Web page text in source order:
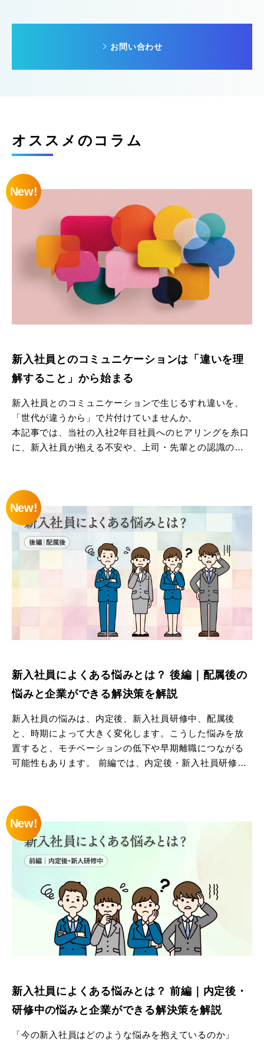
お問い合わせ
オススメのコラム
New!
新入社員とのコミュニケーションは「違いを理
解すること」から始まる
新入社員とのコミュニケーションで生じるすれ違いを、
「世代が違うから」で片付けていませんか。
本記事では、当社の入社2年目社員へのヒアリングを糸口
に、新入社員が抱える不安や、上司・先輩との認識のず
その上で、価値観の違いで終わらせないために、行動ス
タイルや強みの違いを理解するツール「LIFO（ライフ
ォ）」を参考に、一人ひとりに合った関わり方や伝え
方、安心して相談・挑戦できる環境づくりのポイントを
解説します。新入社員の早期適応や定着、組織全体の相
互理解を促進したい管理職やOJT担当者の方にも役立つ
New!
新入社員によくある悩みとは？ 後編｜配属後の
悩みと企業ができる解決策を解説
新入社員の悩みは、内定後、新入社員研修中、配属後
と、時期によって大きく変化します。こうした悩みを放
置すると、モチベーションの低下や早期離職につながる
可能性もあります。 前編では、内定後・新入社員研修中
後編の本記事では、配属後の悩みと、悩みを解決するた
めに企業ができる施策をご紹介します。
新入社員が抱える悩みを理解し、早期に不安を取り除く
ひ参考ください。
※本記事は、弊社新入社員アンケート調査結果と、弊社社
員のインタビューをもとに作成しています
New!
新入社員によくある悩みとは？ 前編｜内定後・
研修中の悩みと企業ができる解決策を解説
「今の新入社員はどのような悩みを抱えているのか」